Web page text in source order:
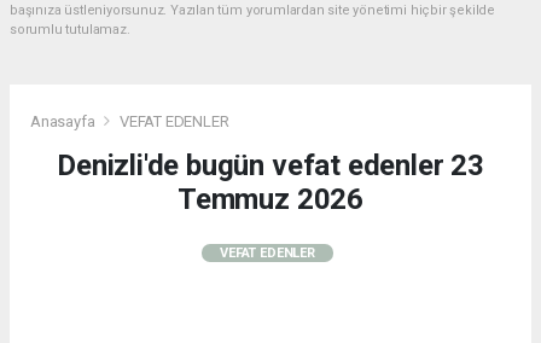
başınıza üstleniyorsunuz. Yazılan tüm yorumlardan site yönetimi hiçbir şekilde
sorumlu tutulamaz.
Anasayfa VEFAT EDENLER
Denizli'de bugün vefat edenler 23
Temmuz 2026
VEFAT EDENLER